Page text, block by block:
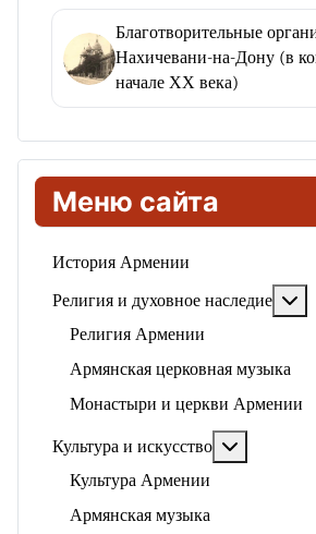
Меню сайта
История Армении
Религия и духовное наследие
Религия Армении
Армянская церковная музыка
Монастыри и церкви Армении
Культура и искусство
Культура Армении
Армянская музыка
Благотворительные
Нахичевани-на-Дону (в
начале ХХ века)